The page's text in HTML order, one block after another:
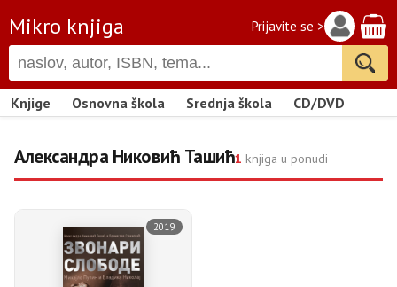
Mikro knjiga Prijavite se >
Knjige Osnovna škola Srednja škola CD/DVD
Александра Никовић Ташић1 knjiga u ponudi
2019